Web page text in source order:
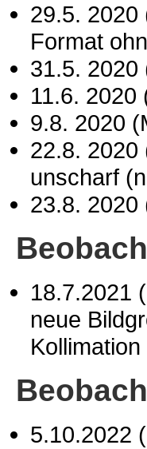
29.5. 2020
Format
31.5. 2020
11.6.
9.8. 2020
22.8.
unscharf
23.8.
18.7.2021
neue
Kollimation
5.10.2022